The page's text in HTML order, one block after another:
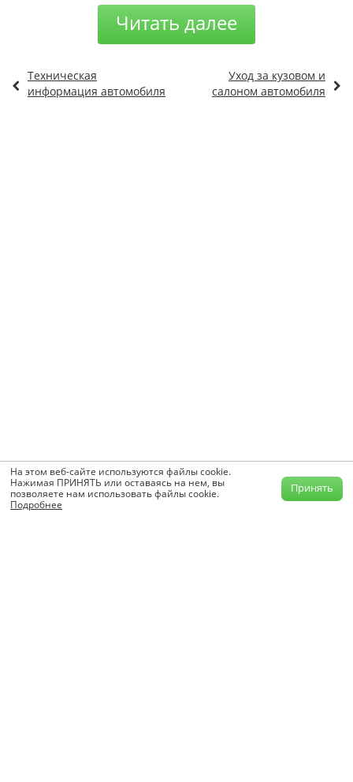
Читать далее
Техническая
информация автомобиля
Уход за кузовом и
салоном автомобиля
На этом веб-сайте используются файлы cookie.
Нажимая ПРИНЯТЬ или оставаясь на нем, вы
позволяете нам использовать файлы cookie.
Подробнее
Принять